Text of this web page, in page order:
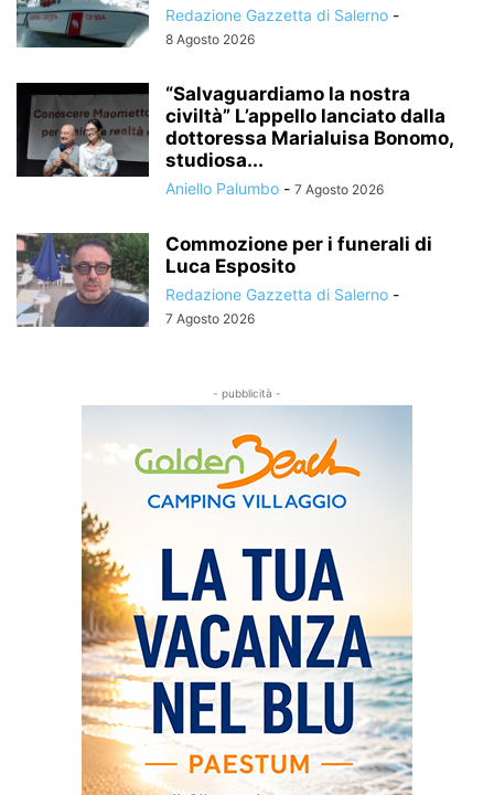
Redazione Gazzetta di Salerno -
8 Agosto 2026
“Salvaguardiamo la nostra
civiltà” L’appello lanciato dalla
dottoressa Marialuisa Bonomo,
studiosa...
Aniello Palumbo - 7 Agosto 2026
Commozione per i funerali di
Luca Esposito
Redazione Gazzetta di Salerno -
7 Agosto 2026
- pubblicità -